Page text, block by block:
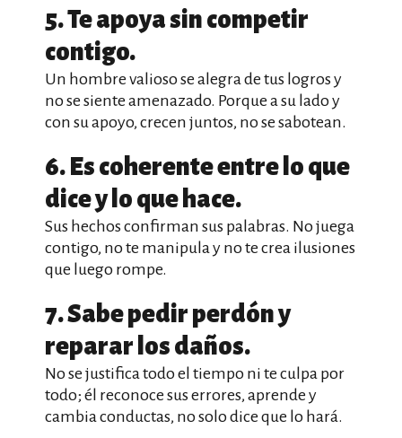
5. Te apoya sin competir
contigo.
Un hombre valioso se alegra de tus logros y
no se siente amenazado. Porque a su lado y
con su apoyo, crecen juntos, no se sabotean.
6. Es coherente entre lo que
dice y lo que hace.
Sus hechos confirman sus palabras. No juega
contigo, no te manipula y no te crea ilusiones
que luego rompe.
7. Sabe pedir perdón y
reparar los daños.
No se justifica todo el tiempo ni te culpa por
todo; él reconoce sus errores, aprende y
cambia conductas, no solo dice que lo hará.